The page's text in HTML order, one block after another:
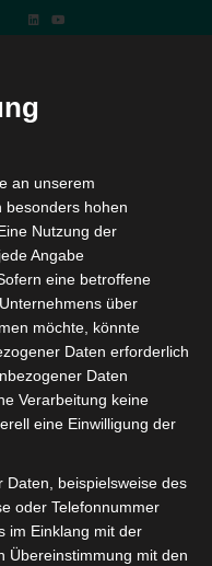
– Cards
an unserem
besonders hohen
Nutzung der
Angabe
eine betroffene
über
möchte, könnte
Daten erforderlich
Daten
Verarbeitung keine
eine Einwilligung der
Daten, beispielsweise des
oder Telefonnummer
im Einklang mit der
Übereinstimmung mit den